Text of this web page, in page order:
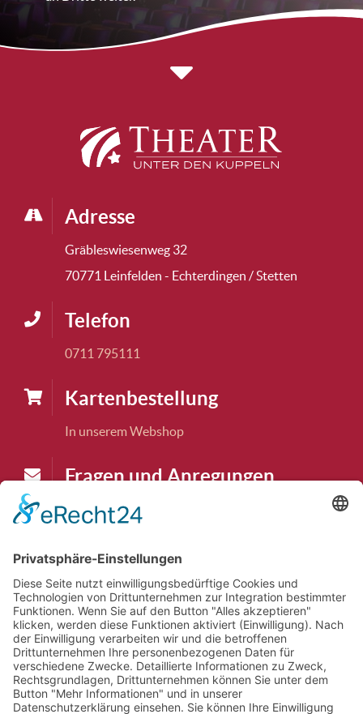
Adresse
Gräbleswiesenweg 32
70771 Leinfelden - Echterdingen / Stetten
Telefon
0711 795111
Karten­bestellung
In unserem Webshop
Fragen und Anregungen
karten@tudk.de
Theaterkasse
Die Theaterkasse macht Pause bis07.09.2026
Theatertelefon
Auch das Theatertelefon hat Pause bis
07.09.2026.